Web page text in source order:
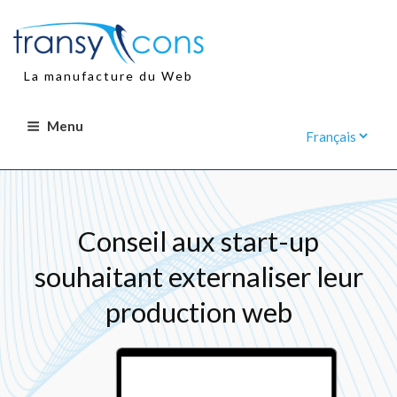
contenu
principalLa manufacture du Web
Menu
Conseil aux start-up
souhaitant externaliser leur
production web